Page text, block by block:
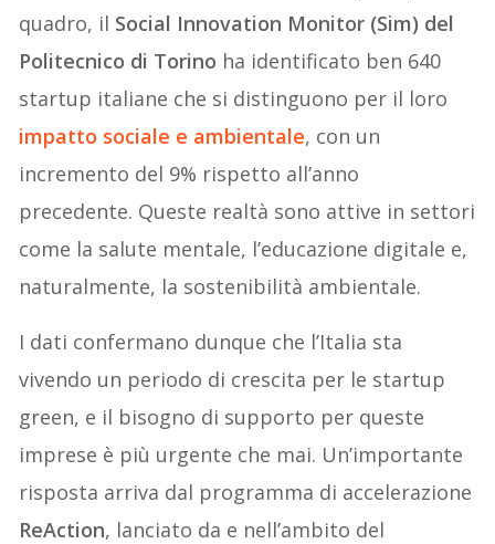
quadro, il Social Innovation Monitor (Sim) del
Politecnico di Torino ha identificato ben 640
startup italiane che si distinguono per il loro
impatto sociale e ambientale, con un
incremento del 9% rispetto all’anno
precedente. Queste realtà sono attive in settori
come la salute mentale, l’educazione digitale e,
naturalmente, la sostenibilità ambientale.
I dati confermano dunque che l’Italia sta
vivendo un periodo di crescita per le startup
green, e il bisogno di supporto per queste
imprese è più urgente che mai. Un’importante
risposta arriva dal programma di accelerazione
ReAction, lanciato da e nell’ambito del